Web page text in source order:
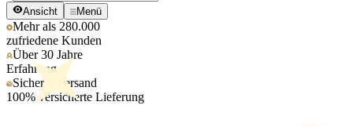
Ansicht Menü
Mehr als 280.000
zufriedene Kunden
Über 30 Jahre
Erfahrung
Sicherer Versand
100% versicherte Lieferung